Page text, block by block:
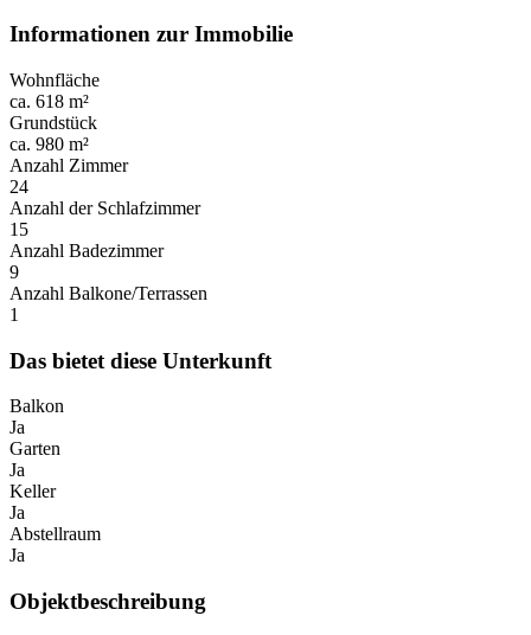
Informationen zur Immobilie
Wohnfläche
ca. 618 m²
Grundstück
ca. 980 m²
Anzahl Zimmer
24
Anzahl der Schlafzimmer
15
Anzahl Badezimmer
9
Anzahl Balkone/Terrassen
1
Das bietet diese Unterkunft
Balkon
Ja
Garten
Ja
Keller
Ja
Abstellraum
Ja
Objektbeschreibung